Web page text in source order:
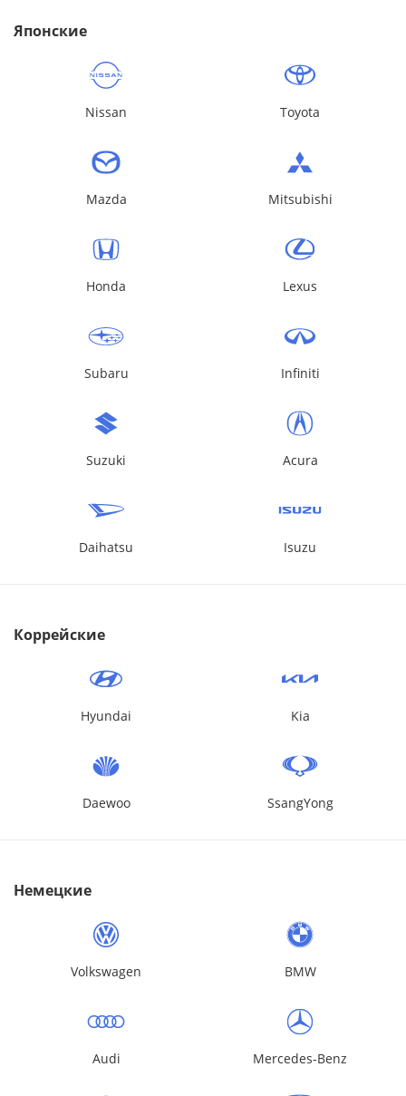
Японские
Nissan Toyota
Mazda Mitsubishi
Honda Lexus
Subaru Infiniti
Suzuki Acura
Daihatsu Isuzu
Коррейские
Hyundai Kia
Daewoo SsangYong
Немецкие
Volkswagen BMW
Audi Mercedes-Benz